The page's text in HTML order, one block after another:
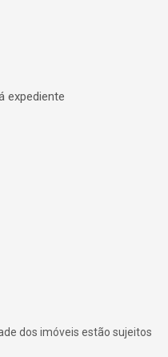
expediente
dos imóveis estão sujeitos